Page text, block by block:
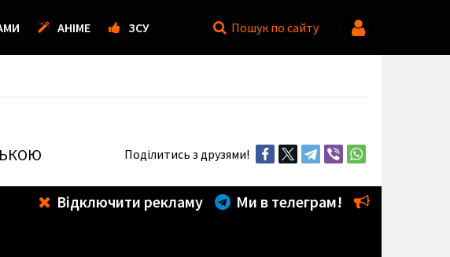
АНІМЕ ЗСУ Пошук по сайту
Поділитись з друзями!
Відключити рекламу Ми в телеграм!